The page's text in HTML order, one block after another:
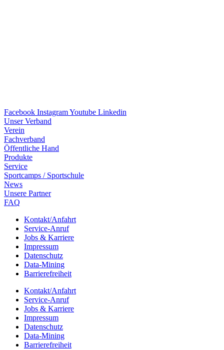
Facebook InstagramYoutube Linkedin
Unser Verband
Verein
Fach­ver­band
Öffent­li­che Hand
Produkte
Service
Sport­camps / Sportschule
News
Unsere Part­ner
FAQ
Kontakt/​​Anfahrt
Service-Anruf
Jobs & Karriere
Impres­sum
Daten­schutz
Data-Mining
Barrie­re­frei­heit
Kontakt/​​Anfahrt
Service-Anruf
Jobs & Karriere
Impres­sum
Daten­schutz
Data-Mining
Barrie­re­frei­heit